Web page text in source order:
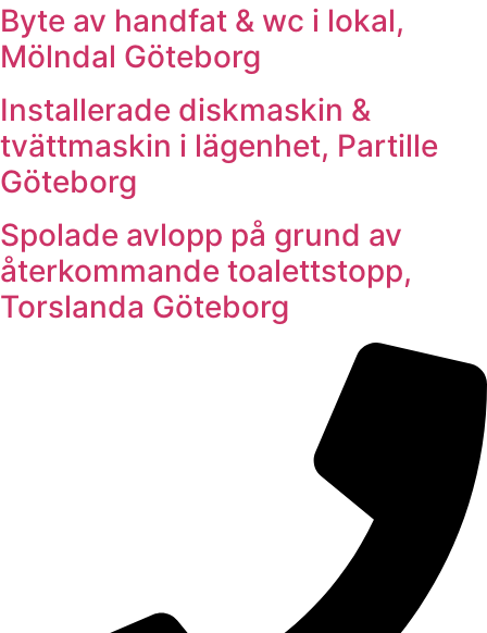
Byte av handfat & wc i lokal,
Mölndal Göteborg
Installerade diskmaskin &
tvättmaskin i lägenhet, Partille
Göteborg
Spolade avlopp på grund av
återkommande toalettstopp,
Torslanda Göteborg